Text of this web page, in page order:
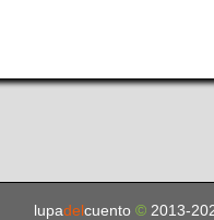
lupadel cuento © 2013-